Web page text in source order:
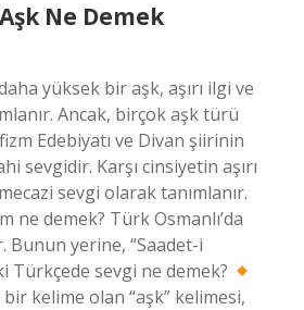
Ne Demek
yüksek bir aşk, aşırı ilgi ve
Ancak, birçok aşk türü
Edebiyatı ve Divan şiirinin
sevgidir. Karşı cinsiyetin aşırı
sevgi olarak tanımlanır.
ne demek? Türk Osmanlı’da
Bunun yerine, “Saadet-i
Türkçede sevgi ne demek?
kelime olan “aşk” kelimesi,